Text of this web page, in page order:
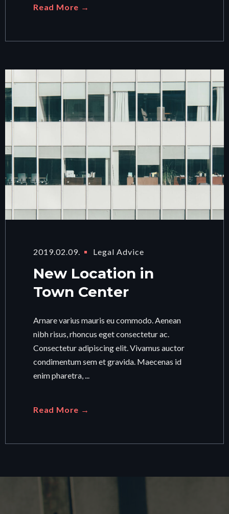
2019.02.09. Legal Advice
New Location in
Arnare varius mauris eu commodo. Aenean
nibh risus, rhoncus eget consectetur ac.
Consectetur adipiscing elit. Vivamus auctor
condimentum sem et gravida. Maecenas id